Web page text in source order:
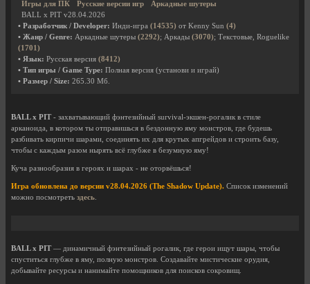
Игры для ПК
Русские версии игр
Аркадные шутеры
BALL x PIT v28.04.2026
• Разработчик / Developer: Инди-игра (14535) от Kenny Sun (4)
• Жанр / Genre: Аркадные шутеры (2292); Аркады (3070); Текстовые, Roguelike
(1701)
• Язык: Русская версия (8412)
• Тип игры / Game Type: Полная версия (установи и играй)
• Размер / Size: 265.30 Мб.
BALL x PIT- захватывающий фэнтезийный survival-экшен-рогалик в стиле
арканоида, в котором ты отправишься в бездонную яму монстров, где будешь
разбивать кирпичи шарами, соединять их для крутых апгрейдов и строить базу,
чтобы с каждым разом нырять всё глубже в безумную яму!
Куча разнообразия в героях и шарах - не оторвёшься!
Игра обновлена до версии v28.04.2026 (The Shadow Update). Список изменений
можно посмотреть здесь.
BALL x PIT— динамичный фэнтезийный рогалик, где герои ищут шары, чтобы
спуститься глубже в яму, полную монстров. Создавайте мистические орудия,
добывайте ресурсы и нанимайте помощников для поисков сокровищ.